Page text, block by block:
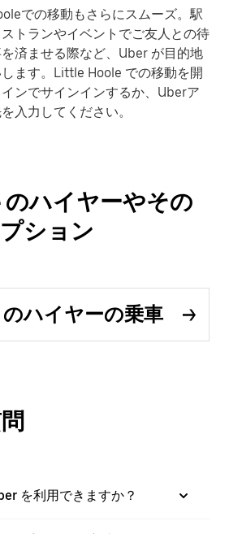
での移動もさらにスムーズ。駅
トランやイベントでご友人との待
済ませる際など、Uber が目的地
ます。Little Hoole での移動を開
ンでサインインするか、Uberア
入力してください。
ハイヤーやその
ション
ハイヤーの乗車
を利用できますか？